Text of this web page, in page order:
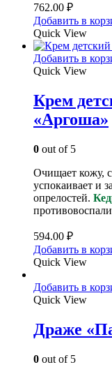
762.00 ₽
Добавить в
Quick View
Добавить в
Quick View
Крем
«Аргоша»
0 out of 5
Очищает кожу,
успокаивает и
опрелостей.
594.00 ₽
Добавить в
Quick View
Добавить в
Quick View
Драже
0 out of 5